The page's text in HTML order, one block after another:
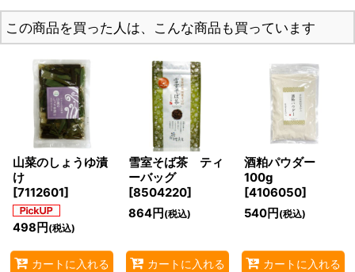
この商品を買った人は、こんな商品も買っています
山菜のしょうゆ漬
け
[7112601]
498 円 (税込)
カートに入れる
雪室そば茶 ティ
ーバッグ
[8504220]
864円 (税込)
カートに入れる
酒粕パウダー
100g
[4106050]
540円 (税込)
カートに入れる